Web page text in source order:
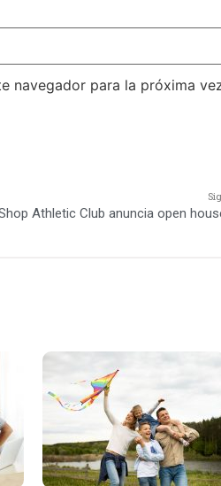
navegador para la próxima